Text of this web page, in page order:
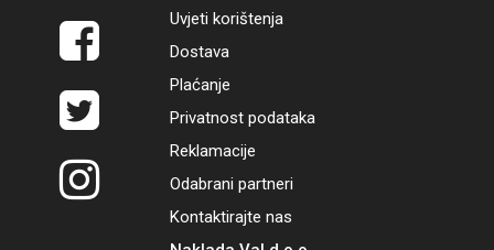
Uvjeti korištenja
Dostava
Plaćanje
Privatnost podataka
Reklamacije
Odabrani partneri
Kontaktirajte nas